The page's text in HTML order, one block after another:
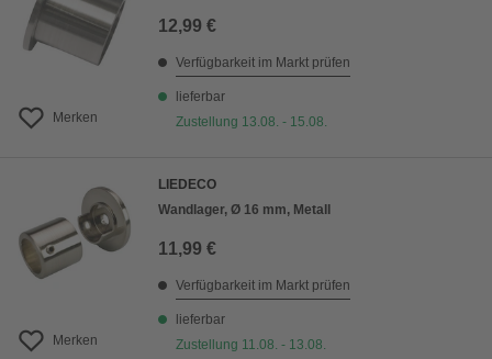
Merken
12,99 €
Verfügbarkeit im Markt prüfen
lieferbar
Zustellung 13.08. - 15.08.
Merken
LIEDECO
Wandlager, Ø 16 mm, Metall
11,99 €
Verfügbarkeit im Markt prüfen
lieferbar
Zustellung 11.08. - 13.08.